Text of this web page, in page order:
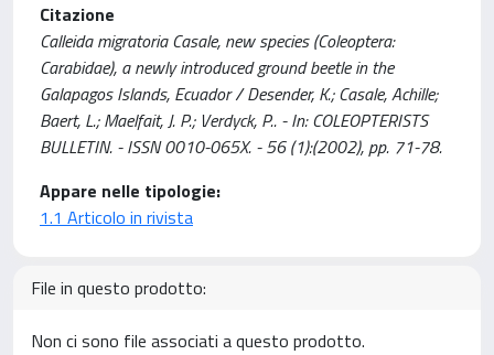
Citazione
Calleida migratoria Casale, new species (Coleoptera:
Carabidae), a newly introduced ground beetle in the
Galapagos Islands, Ecuador / Desender, K.; Casale, Achille;
Baert, L.; Maelfait, J. P.; Verdyck, P.. - In: COLEOPTERISTS
BULLETIN. - ISSN 0010-065X. - 56 (1):(2002), pp. 71-78.
Appare nelle tipologie:
1.1 Articolo in rivista
File in questo prodotto:
Non ci sono file associati a questo prodotto.